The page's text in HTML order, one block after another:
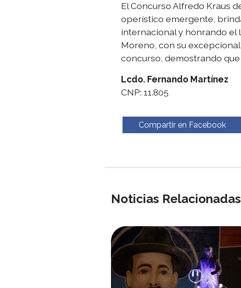
El Concurso Alfredo Kraus
operístico emergente,
internacional y honrando el
Moreno, con su
concurso, demostrando
Lcdo. Fernando Martínez
CNP: 11.805
Compartir en Facebook
Noticias Relacionadas